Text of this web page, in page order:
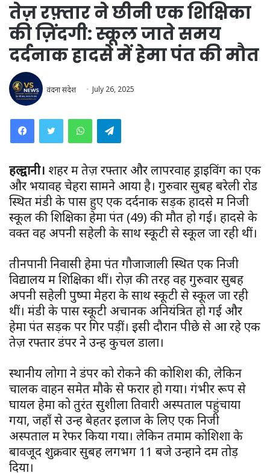
तेज़ रफ़्तार ने छीनी एक शिक्षिका
की ज़िंदगी: स्कूल जाते समय
दर्दनाक हादसे में हेमा पंत की मौत
वंदना संदेश July 26, 2025
WhatsAppTelegram
हल्द्वानी। शहर में तेज़ रफ्तार और लापरवाह ड्राइविंग का एक
और भयावह चेहरा सामने आया है। गुरुवार सुबह बरेली रोड
स्थित मंडी के पास हुए एक दर्दनाक सड़क हादसे में निजी
स्कूल की शिक्षिका हेमा पंत (49) की मौत हो गई। हादसे के
वक्त वह अपनी सहेली के साथ स्कूटी से स्कूल जा रही थीं।
तीनपानी निवासी हेमा पंत गौजाजाली स्थित एक निजी
विद्यालय में शिक्षिका थीं। रोज़ की तरह वह गुरुवार सुबह
अपनी सहेली पुष्पा मेहरा के साथ स्कूटी से स्कूल जा रही
थीं। मंडी के पास स्कूटी अचानक अनियंत्रित हो गई और
हेमा पंत सड़क पर गिर पड़ीं। इसी दौरान पीछे से आ रहे एक
तेज़ रफ्तार डंपर ने उन्हें कुचल डाला।
स्थानीय लोगों ने डंपर को रोकने की कोशिश की, लेकिन
चालक वाहन समेत मौके से फरार हो गया। गंभीर रूप से
घायल हेमा को तुरंत सुशीला तिवारी अस्पताल पहुंचाया
गया, जहाँ से उन्हें बेहतर इलाज के लिए एक निजी
अस्पताल में रेफर किया गया। लेकिन तमाम कोशिशों के
बावजूद शुक्रवार सुबह लगभग 11 बजे उन्होंने दम तोड़
दिया।